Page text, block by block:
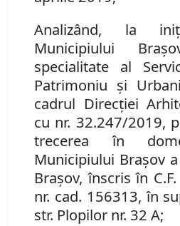
Analizând, la
Municipiului
specialitate al
Patrimoniu şi
cadrul Direcţiei
cu nr. 32.247/2019,
trecerea în
Municipiului Braşov
Braşov, înscris în
nr. cad. 156313, în
str. Plopilor nr. 32 A;